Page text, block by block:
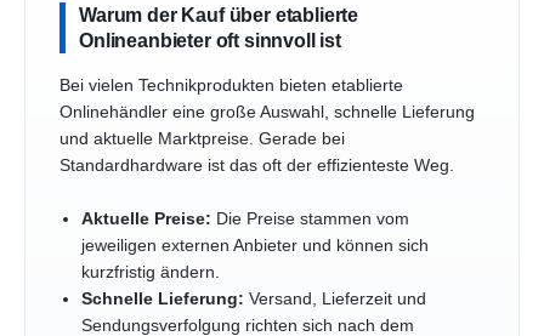
Warum der Kauf über etablierte
Onlineanbieter oft sinnvoll ist
Bei vielen Technikprodukten bieten etablierte
Onlinehändler eine große Auswahl, schnelle Lieferung
und aktuelle Marktpreise. Gerade bei
Standardhardware ist das oft der effizienteste Weg.
Aktuelle Preise: Die Preise stammen vom
jeweiligen externen Anbieter und können sich
kurzfristig ändern.
Schnelle Lieferung: Versand, Lieferzeit und
Sendungsverfolgung richten sich nach dem